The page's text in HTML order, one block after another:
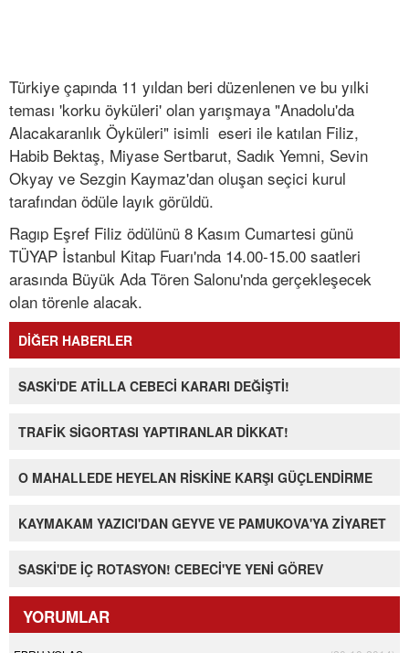
Türkiye çapında 11 yıldan beri düzenlenen ve bu yılki
teması 'korku öyküleri' olan yarışmaya "Anadolu'da
Alacakaranlık Öyküleri" isimli eseri ile katılan Filiz,
Habib Bektaş, Miyase Sertbarut, Sadık Yemni, Sevin
Okyay ve Sezgin Kaymaz'dan oluşan seçici kurul
tarafından ödüle layık görüldü.
Ragıp Eşref Filiz ödülünü 8 Kasım Cumartesi günü
TÜYAP İstanbul Kitap Fuarı'nda 14.00-15.00 saatleri
arasında Büyük Ada Tören Salonu'nda gerçekleşecek
olan törenle alacak.
DİĞER HABERLER
SASKİ'DE ATİLLA CEBECİ KARARI DEĞİŞTİ!
TRAFİK SİGORTASI YAPTIRANLAR DİKKAT!
O MAHALLEDE HEYELAN RİSKİNE KARŞI GÜÇLENDİRME
KAYMAKAM YAZICI'DAN GEYVE VE PAMUKOVA'YA ZİYARET
SASKİ'DE İÇ ROTASYON! CEBECİ'YE YENİ GÖREV
YORUMLAR